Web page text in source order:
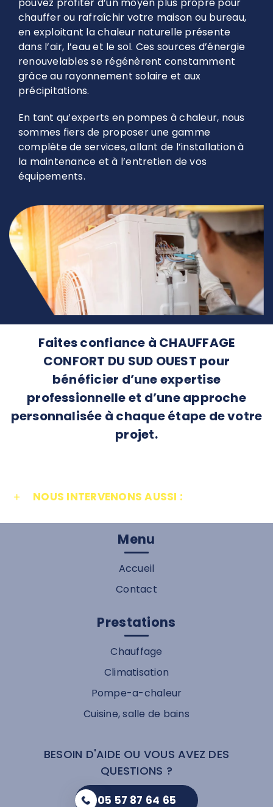
chauffer ou rafraîchir votre maison ou bureau,
en exploitant la chaleur naturelle présente
dans l’air, l’eau et le sol. Ces sources d’énergie
renouvelables se régénèrent constamment
grâce au rayonnement solaire et aux
précipitations.
En tant qu’experts en pompes à chaleur, nous
sommes fiers de proposer une gamme
complète de services, allant de l’installation à
la maintenance et à l’entretien de vos
équipements.
Faites confiance à CHAUFFAGE
CONFORT DU SUD OUEST pour
bénéficier d’une expertise
professionnelle et d’une approche
personnalisée à chaque étape de votre
projet.
NOUS INTERVENONS AUSSI :
Menu
Accueil
Contact
Prestations
Chauffage
Climatisation
Pompe-a-chaleur
Cuisine, salle de bains
BESOIN D'AIDE OU VOUS AVEZ DES
QUESTIONS ?
05 57 87 64 65